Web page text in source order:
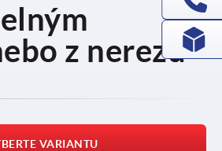
z nerezu
VARIANTU